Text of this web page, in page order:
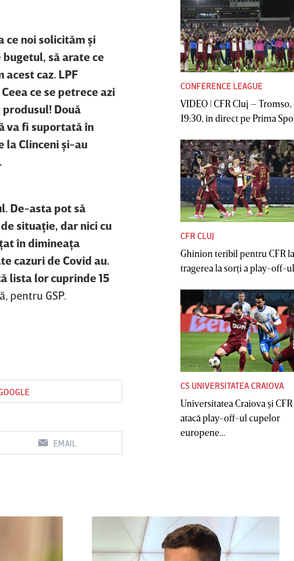
ce noi solicităm şi
să arate ce
caz. LPF
ce se petrece azi
Două
va fi suportată în
la Clinceni şi-au
De-asta pot să
situaţie, dar nici cu
în dimineaţa
cazuri de Covid au.
lista lor cuprinde 15
pentru GSP.
EMAIL
CONFERENCE LEAGUE
VIDEO | CFR Cluj – Tromso,
19:30, în direct pe Prima
CFR CLUJ
Ghinion teribil pentru CFR la
tragerea la sorţi a play-off-
CS UNIVERSITATEA CRAIOVA
Universitatea Craiova şi
atacă play-off-ul cupelor
europene...